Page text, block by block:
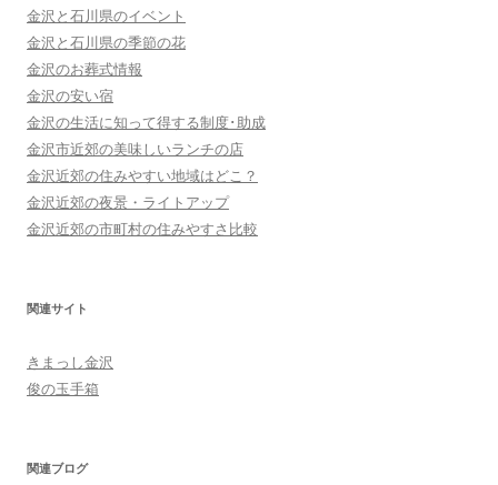
金沢と石川県のイベント
金沢と石川県の季節の花
金沢のお葬式情報
金沢の安い宿
金沢の生活に知って得する制度･助成
金沢市近郊の美味しいランチの店
金沢近郊の住みやすい地域はどこ？
金沢近郊の夜景・ライトアップ
金沢近郊の市町村の住みやすさ比較
関連サイト
きまっし金沢
俊の玉手箱
関連ブログ